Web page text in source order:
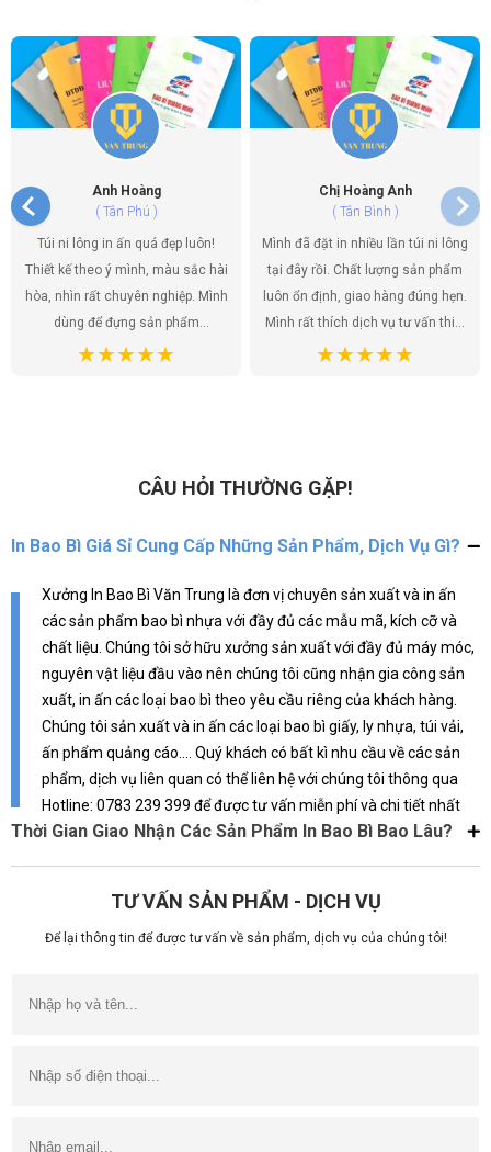
Địa Chỉ In Túi Nilon Uy Tín Chất Lượng TP.HCM –
Văn Trung
14/06/2026
Anh Hoàng
( Tân Phú )
Túi ni lông in ấn quá đẹp luôn!
Thiết kế theo ý mình, màu sắc hài
hòa, nhìn rất chuyên nghiệp. Mình
dùng để đựng sản phẩm
handmade của shop, khách hàng
Chị Hoàng Anh
( Tân Bình )
Mình đã đặt in nhiều lần túi ni lông
tại đây rồi. Chất lượng sản phẩm
luôn ổn định, giao hàng đúng hẹn.
Mình rất thích dịch vụ tư vấn thiết
kế, họ giúp mình có được những
để gửi gắm điều đó.
CÂU HỎI THƯỜNG GẶP!
In Bao Bì Giá Sỉ Cung Cấp Những Sản Phẩm, Dịch Vụ Gì?
Xưởng In Bao Bì Văn Trung là đơn vị chuyên sản xuất và in ấn
các sản phẩm bao bì nhựa với đầy đủ các mẫu mã, kích cỡ và
chất liệu. Chúng tôi sở hữu xưởng sản xuất với đầy đủ máy móc,
nguyên vật liệu đầu vào nên chúng tôi cũng nhận gia công sản
xuất, in ấn các loại bao bì theo yêu cầu riêng của khách hàng.
Chúng tôi sản xuất và in ấn các loại bao bì giấy, ly nhựa, túi vải,
ấn phẩm quảng cáo.... Quý khách có bất kì nhu cầu về các sản
phẩm, dịch vụ liên quan có thể liên hệ với chúng tôi thông qua
Hotline: 0783 239 399 để được tư vấn miễn phí và chi tiết nhất
Thời Gian Giao Nhận Các Sản Phẩm In Bao Bì Bao Lâu?
TƯ VẤN SẢN PHẨM - DỊCH VỤ
Để lại thông tin để được tư vấn về sản phẩm, dịch vụ của chúng tôi!